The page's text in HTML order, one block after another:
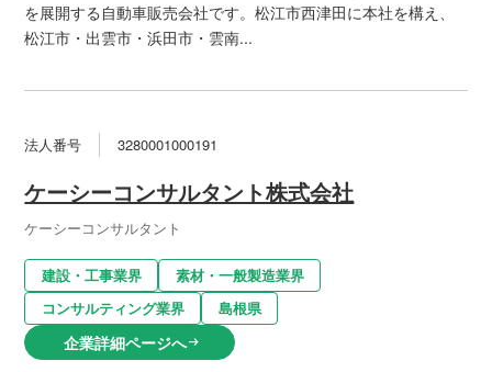
を展開する自動車販売会社です。松江市西津田に本社を構え、
松江市・出雲市・浜田市・雲南...
法人番号 3280001000191
ケーシーコンサルタント株式会社
ケーシーコンサルタント
建設・工事業界
素材・一般製造業界
コンサルティング業界
島根県
企業詳細ページへarrow_right_alt